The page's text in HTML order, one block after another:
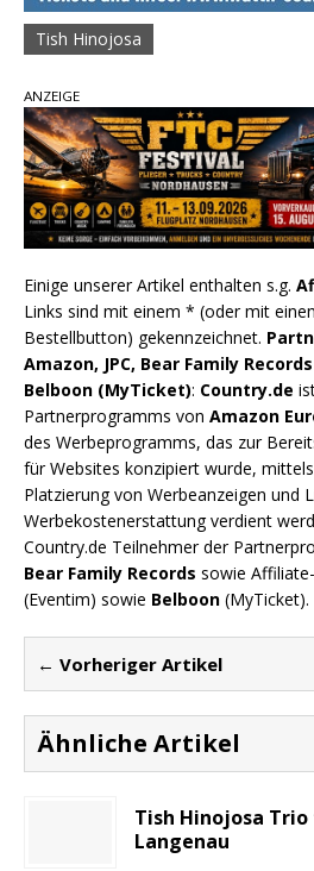
Tish Hinojosa
ANZEIGE
Einige unserer Artikel enthalten s.g.
Links sind mit einem * (oder mit
Bestellbutton) gekennzeichnet.
Amazon, JPC, Bear Family
Belboon (MyTicket): Country.de
Partnerprogramms von Amazon
des Werbeprogramms, das zur
für Websites konzipiert wurde,
Platzierung von Werbeanzeigen und
Werbekostenerstattung verdient
Country.de Teilnehmer der
Bear Family Records sowie
(Eventim) sowie Belboon (MyTicket).
← Vorheriger Artikel
Ähnliche Artikel
Tish Hinojosa
Langenau